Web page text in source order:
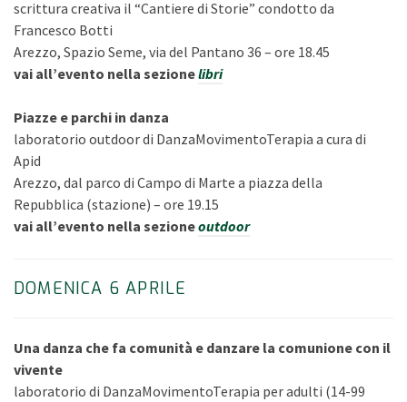
scrittura creativa il “Cantiere di Storie” condotto da
Francesco Botti
Arezzo, Spazio Seme, via del Pantano 36 – ore 18.45
vai all’evento nella sezionelibri
Piazze e parchi in danza
laboratorio outdoor di DanzaMovimentoTerapia a cura di
Apid
Arezzo, dal parco di Campo di Marte a piazza della
Repubblica (stazione) – ore 19.15
vai all’evento nella sezioneoutdoor
DOMENICA 6 APRILE
Una danza che fa comunità e danzare la comunione con il
vivente
laboratorio di DanzaMovimentoTerapia per adulti (14-99